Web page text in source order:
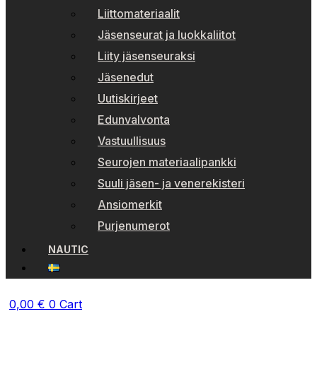
Liittomateriaalit
Jäsenseurat ja luokkaliitot
Liity jäsenseuraksi
Jäsenedut
Uutiskirjeet
Edunvalvonta
Vastuullisuus
Seurojen materiaalipankki
Suuli jäsen- ja venerekisteri
Ansiomerkit
Purjenumerot
NAUTIC
0,00 € 0 Cart